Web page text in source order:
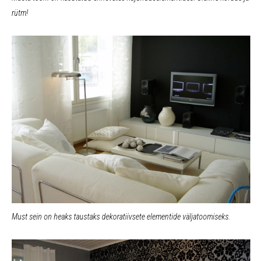
rütm!
Must sein on heaks taustaks dekoratiivsete elementide väljatoomiseks.